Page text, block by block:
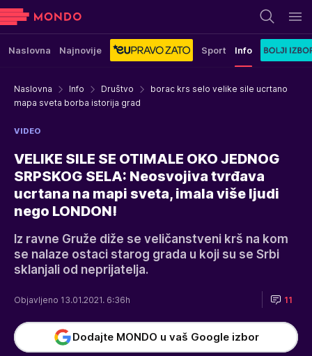
Naslovna Najnovije Sport Info
Naslovna Info Društvo
borac krs selo velike sile ucrtano
mapa sveta borba istorija grad
VIDEO
VELIKE SILE SE OTIMALE OKO JEDNOG
SRPSKOG SELA: Neosvojiva tvrđava
ucrtana na mapi sveta, imala više ljudi
nego LONDON!
Iz ravne Gruže diže se veličanstveni krš na kom
se nalaze ostaci starog grada u koji su se Srbi
sklanjali od neprijatelja.
Objavljeno 13.01.2021. 6:36h 11
Dodajte MONDO u vaš Google izbor